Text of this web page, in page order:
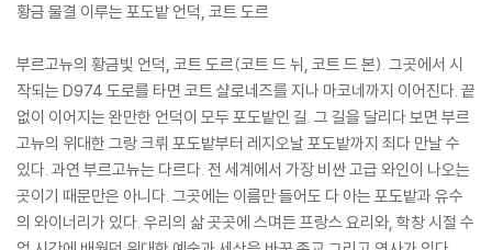
황금 물결 이루는 포도밭 언덕, 코트 도르
부르고뉴의 황금빛 언덕, 코트 도르(코트 드 뉘, 코트 드 본). 그곳에서 시
작되는 D974 도로를 타면 코트 샬로네즈를 지나 마코네까지 이어진다. 끝
없이 이어지는 완만한 언덕이 모두 포도밭인 길. 그 길을 달리다 보면 부르
고뉴의 위대한 그랑 크뤼 포도밭부터 레지오날 포도밭까지 죄다 만날 수
있다. 과연 부르고뉴는 다르다. 전 세계에서 가장 비싼 고급 와인이 나오는
곳이기 때문만은 아니다. 그곳에는 이름만 들어도 다 아는 포도밭과 유수
의 와이너리가 있다. 우리의 삶 곳곳에 스며든 프랑스 요리와, 학창 시절 수